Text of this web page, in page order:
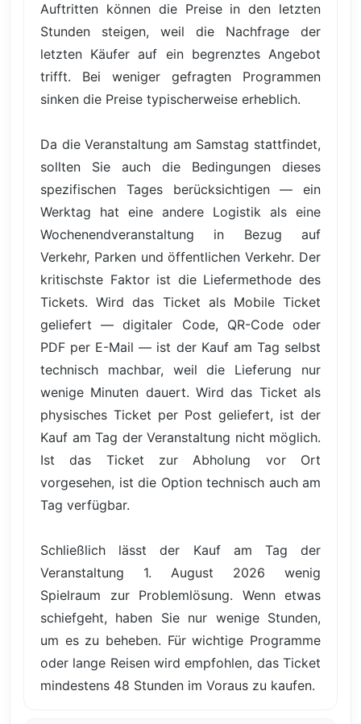
Auftritten können die Preise in den letzten
Stunden steigen, weil die Nachfrage der
letzten Käufer auf ein begrenztes Angebot
trifft. Bei weniger gefragten Programmen
sinken die Preise typischerweise erheblich.
Da die Veranstaltung am Samstag stattfindet,
sollten Sie auch die Bedingungen dieses
spezifischen Tages berücksichtigen — ein
Werktag hat eine andere Logistik als eine
Wochenendveranstaltung in Bezug auf
Verkehr, Parken und öffentlichen Verkehr. Der
kritischste Faktor ist die Liefermethode des
Tickets. Wird das Ticket als Mobile Ticket
geliefert — digitaler Code, QR-Code oder
PDF per E-Mail — ist der Kauf am Tag selbst
technisch machbar, weil die Lieferung nur
wenige Minuten dauert. Wird das Ticket als
physisches Ticket per Post geliefert, ist der
Kauf am Tag der Veranstaltung nicht möglich.
Ist das Ticket zur Abholung vor Ort
vorgesehen, ist die Option technisch auch am
Tag verfügbar.
Schließlich lässt der Kauf am Tag der
Veranstaltung 1. August 2026 wenig
Spielraum zur Problemlösung. Wenn etwas
schiefgeht, haben Sie nur wenige Stunden,
um es zu beheben. Für wichtige Programme
oder lange Reisen wird empfohlen, das Ticket
mindestens 48 Stunden im Voraus zu kaufen.